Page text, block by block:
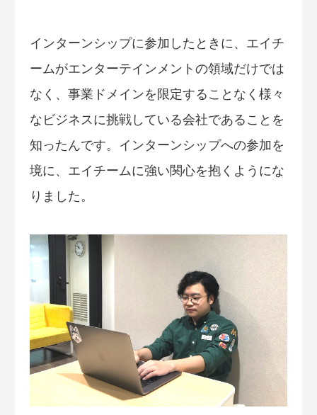
インターンシップに参加したときに、エイチ
ームがエンターテインメントの領域だけでは
なく、事業ドメインを限定することなく様々
なビジネスに挑戦している会社であることを
知ったんです。インターンシップへの参加を
境に、エイチームに強い関心を抱くようにな
りました。